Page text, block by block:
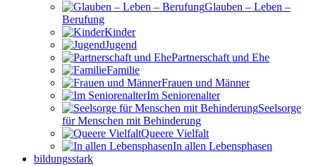
Glauben – Leben –
Berufung
Kinder
Jugend
Partnerschaft und Ehe
Familie
Frauen und Männer
Im Seniorenalter
Seelsorge
für Menschen mit Behinderung
Queere Vielfalt
In allen Lebensphasen
bildungsstark